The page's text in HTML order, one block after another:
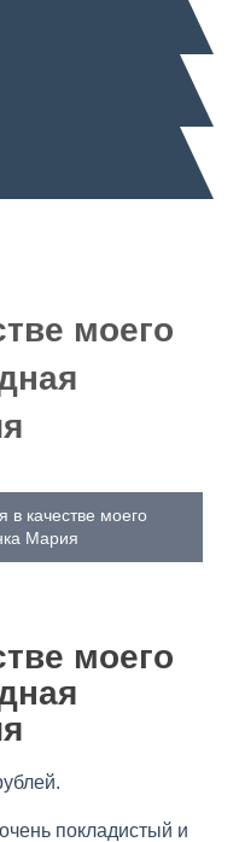
моего
в качестве моего
Мария
моего
покладистый и